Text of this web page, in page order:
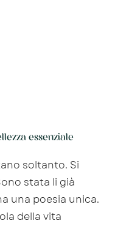
essenziale
soltanto. Si
stata li già
una poesia unica.
della vita